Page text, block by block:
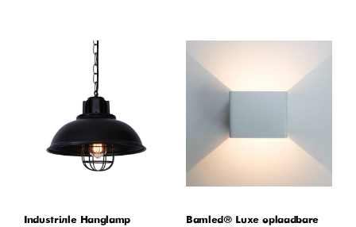
Industriële Hanglamp
Bamled® Luxe oplaadbare